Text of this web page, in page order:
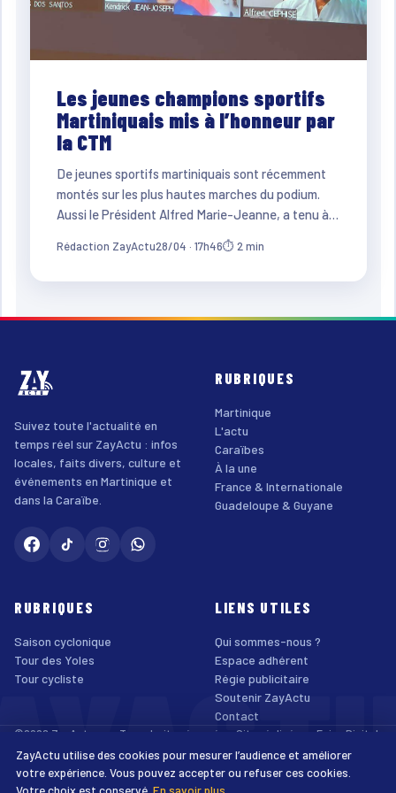
Les jeunes champions sportifs
Martiniquais mis à l’honneur par
la CTM
De jeunes sportifs martiniquais sont récemment
montés sur les plus hautes marches du podium.
Aussi le Président Alfred Marie-Jeanne, a tenu à…
Rédaction ZayActu28/04 · 17h46⏱ 2 min
Suivez toute l'actualité en
temps réel sur ZayActu : infos
locales, faits divers, culture et
événements en Martinique et
dans la Caraïbe.
RUBRIQUES
Martinique
L'actu
Caraïbes
À la une
France & Internationale
Guadeloupe & Guyane
RUBRIQUES
Saison cyclonique
Tour des Yoles
Tour cycliste
LIENS UTILES
Qui sommes-nous ?
Espace adhérent
Régie publicitaire
Soutenir ZayActu
Contact
©2026 ZayActu.org. Tous droits réservés. · Site réalisé par Enjoy Digital
Agency
Mentions légales
Confidentialité Cookies Accessibilité
ZayActu utilise des cookies pour mesurer l’audience et améliorer
votre expérience. Vous pouvez accepter ou refuser ces cookies.
Votre choix est conservé. En savoir plus